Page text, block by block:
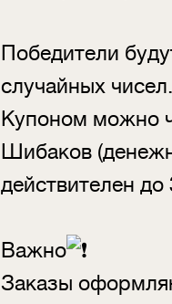
Победители
случайных
Купоном можно
Шибаков
действителен до
Важно
Заказы